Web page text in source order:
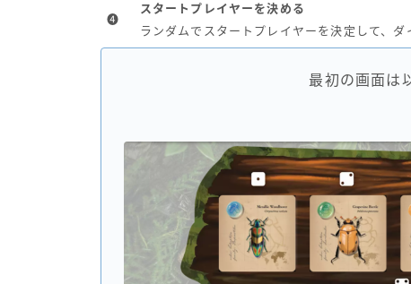
❹
スタートプレイヤーを決める
ランダムでスタートプレイヤーを決定して、ダ
最初の画面は